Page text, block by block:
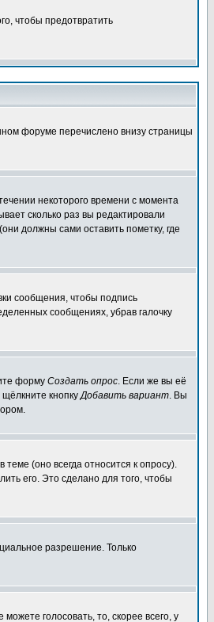
чтобы предотвратить
форуме перечислено внизу страницы
некоторого времени с момента
сколько раз вы редактировали
должны сами оставить пометку, где
сообщения, чтобы подпись
сообщениях, убрав галочку
форму Создать опрос. Если же вы её
щёлкните кнопкуДобавить вариант. Вы
(оно всегда относится к опросу).
его. Это сделано для того, чтобы
разрешение. Только
голосовать, то, скорее всего, у